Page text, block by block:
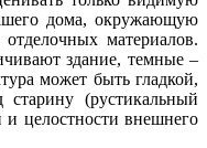
дома, окружающую
материалов.
здание, темные –
может быть гладкой,
(рустикальный
целостности внешнего